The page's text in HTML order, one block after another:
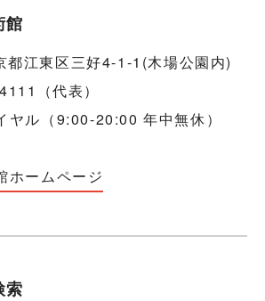
館
江東区三好4-1-1(木場公園内)
（代表）
ヤル（9:00-20:00 年中無休）
ホームページ
索